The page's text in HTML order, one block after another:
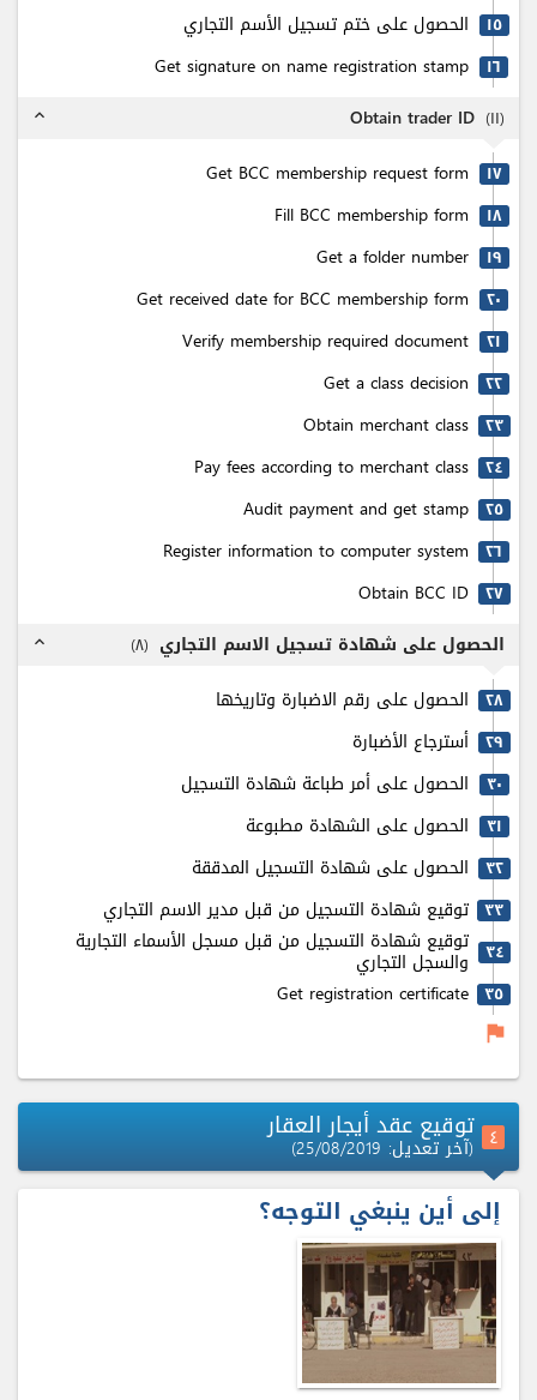
۱٥ الحصول على ختم تسجيل الأسم التجاري
۱٦ Get signature on name registration stamp
Obtain trader ID (۱۱)
expand_less
۱٧ Get BCC membership request form
۱٨ Fill BCC membership form
۱٩ Get a folder number
٢٠ Get received date for BCC membership form
٢۱ Verify membership required document
٢٢ Get a class decision
٢٣ Obtain merchant class
٢٤ Pay fees according to merchant class
٢٥ Audit payment and get stamp
٢٦ Register information to computer system
٢٧ Obtain BCC ID
الحصول على شهادة تسجيل الاسم التجاري (٨)
expand_less
٢٨ الحصول على رقم الاضبارة وتاريخها
٢٩ أسترجاع الأضبارة
٣٠ الحصول على أمر طباعة شهادة التسجيل
٣۱ الحصول على الشهادة مطبوعة
٣٢ الحصول على شهادة التسجيل المدققة
٣٣ توقيع شهادة التسجيل من قبل مدير الاسم التجاري
٣٤ توقيع شهادة التسجيل من قبل مسجل الأسماء التجارية
والسجل التجاري
٣٥ Get registration certificate
flag
٤ توقيع عقد أيجار العقار
(آخر تعديل: 25/08/2019)
إلى أين ينبغي التوجه؟